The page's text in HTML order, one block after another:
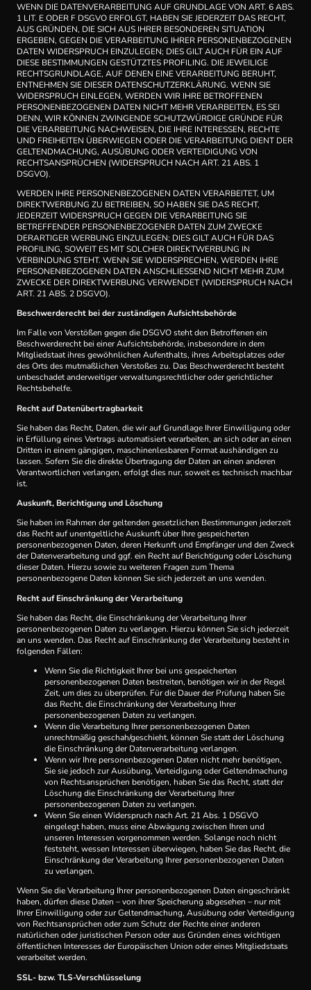
WENN DIE DATENVERARBEITUNG AUF GRUNDLAGE VON ART. 6 ABS.
1 LIT. E ODER F DSGVO ERFOLGT, HABEN SIE JEDERZEIT DAS RECHT,
AUS GRÜNDEN, DIE SICH AUS IHRER BESONDEREN SITUATION
ERGEBEN, GEGEN DIE VERARBEITUNG IHRER PERSONENBEZOGENEN
DATEN WIDERSPRUCH EINZULEGEN; DIES GILT AUCH FÜR EIN AUF
DIESE BESTIMMUNGEN GESTÜTZTES PROFILING. DIE JEWEILIGE
RECHTSGRUNDLAGE, AUF DENEN EINE VERARBEITUNG BERUHT,
ENTNEHMEN SIE DIESER DATENSCHUTZERKLÄRUNG. WENN SIE
WIDERSPRUCH EINLEGEN, WERDEN WIR IHRE BETROFFENEN
PERSONENBEZOGENEN DATEN NICHT MEHR VERARBEITEN, ES SEI
DENN, WIR KÖNNEN ZWINGENDE SCHUTZWÜRDIGE GRÜNDE FÜR
DIE VERARBEITUNG NACHWEISEN, DIE IHRE INTERESSEN, RECHTE
UND FREIHEITEN ÜBERWIEGEN ODER DIE VERARBEITUNG DIENT DER
GELTENDMACHUNG, AUSÜBUNG ODER VERTEIDIGUNG VON
RECHTSANSPRÜCHEN (WIDERSPRUCH NACH ART. 21 ABS. 1
DSGVO).
WERDEN IHRE PERSONENBEZOGENEN DATEN VERARBEITET, UM
DIREKTWERBUNG ZU BETREIBEN, SO HABEN SIE DAS RECHT,
JEDERZEIT WIDERSPRUCH GEGEN DIE VERARBEITUNG SIE
BETREFFENDER PERSONENBEZOGENER DATEN ZUM ZWECKE
DERARTIGER WERBUNG EINZULEGEN; DIES GILT AUCH FÜR DAS
PROFILING, SOWEIT ES MIT SOLCHER DIREKTWERBUNG IN
VERBINDUNG STEHT. WENN SIE WIDERSPRECHEN, WERDEN IHRE
PERSONENBEZOGENEN DATEN ANSCHLIESSEND NICHT MEHR ZUM
ZWECKE DER DIREKTWERBUNG VERWENDET (WIDERSPRUCH NACH
ART. 21 ABS. 2 DSGVO).
Beschwerde­recht bei der zuständigen Aufsichts­behörde
Im Falle von Verstößen gegen die DSGVO steht den Betroffenen ein
Beschwerderecht bei einer Aufsichtsbehörde, insbesondere in dem
Mitgliedstaat ihres gewöhnlichen Aufenthalts, ihres Arbeitsplatzes oder
des Orts des mutmaßlichen Verstoßes zu. Das Beschwerderecht besteht
unbeschadet anderweitiger verwaltungsrechtlicher oder gerichtlicher
Rechtsbehelfe.
Recht auf Daten­übertrag­barkeit
Sie haben das Recht, Daten, die wir auf Grundlage Ihrer Einwilligung oder
in Erfüllung eines Vertrags automatisiert verarbeiten, an sich oder an einen
Dritten in einem gängigen, maschinenlesbaren Format aushändigen zu
lassen. Sofern Sie die direkte Übertragung der Daten an einen anderen
Verantwortlichen verlangen, erfolgt dies nur, soweit es technisch machbar
ist.
Auskunft, Berichtigung und Löschung
Sie haben im Rahmen der geltenden gesetzlichen Bestimmungen jederzeit
das Recht auf unentgeltliche Auskunft über Ihre gespeicherten
personenbezogenen Daten, deren Herkunft und Empfänger und den Zweck
der Datenverarbeitung und ggf. ein Recht auf Berichtigung oder Löschung
dieser Daten. Hierzu sowie zu weiteren Fragen zum Thema
personenbezogene Daten können Sie sich jederzeit an uns wenden.
Recht auf Einschränkung der Verarbeitung
Sie haben das Recht, die Einschränkung der Verarbeitung Ihrer
personenbezogenen Daten zu verlangen. Hierzu können Sie sich jederzeit
an uns wenden. Das Recht auf Einschränkung der Verarbeitung besteht in
folgenden Fällen:
Wenn Sie die Richtigkeit Ihrer bei uns gespeicherten
personenbezogenen Daten bestreiten, benötigen wir in der Regel
Zeit, um dies zu überprüfen. Für die Dauer der Prüfung haben Sie
das Recht, die Einschränkung der Verarbeitung Ihrer
personenbezogenen Daten zu verlangen.
Wenn die Verarbeitung Ihrer personenbezogenen Daten
unrechtmäßig geschah/geschieht, können Sie statt der Löschung
die Einschränkung der Datenverarbeitung verlangen.
Wenn wir Ihre personenbezogenen Daten nicht mehr benötigen,
Sie sie jedoch zur Ausübung, Verteidigung oder Geltendmachung
von Rechtsansprüchen benötigen, haben Sie das Recht, statt der
Löschung die Einschränkung der Verarbeitung Ihrer
personenbezogenen Daten zu verlangen.
Wenn Sie einen Widerspruch nach Art. 21 Abs. 1 DSGVO
eingelegt haben, muss eine Abwägung zwischen Ihren und
unseren Interessen vorgenommen werden. Solange noch nicht
feststeht, wessen Interessen überwiegen, haben Sie das Recht, die
Einschränkung der Verarbeitung Ihrer personenbezogenen Daten
zu verlangen.
Wenn Sie die Verarbeitung Ihrer personenbezogenen Daten eingeschränkt
haben, dürfen diese Daten – von ihrer Speicherung abgesehen – nur mit
Ihrer Einwilligung oder zur Geltendmachung, Ausübung oder Verteidigung
von Rechtsansprüchen oder zum Schutz der Rechte einer anderen
natürlichen oder juristischen Person oder aus Gründen eines wichtigen
öffentlichen Interesses der Europäischen Union oder eines Mitgliedstaats
verarbeitet werden.
SSL- bzw. TLS-Verschlüsselung